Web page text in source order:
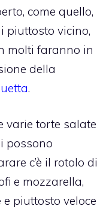
come quello,
piuttosto vicino,
molti faranno in
della
.
varie torte salate
possono
c’è il rotolo di
e mozzarella,
e piuttosto veloce